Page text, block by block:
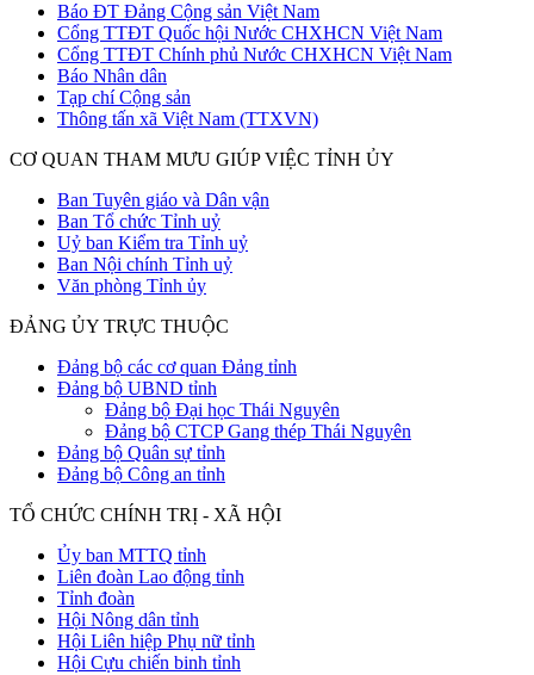
Báo ĐT Đảng Cộng sản Việt Nam
Cổng TTĐT Quốc hội Nước CHXHCN Việt Nam
Cổng TTĐT Chính phủ Nước CHXHCN Việt Nam
Báo Nhân dân
Tạp chí Cộng sản
Thông tấn xã Việt Nam (TTXVN)
CƠ QUAN THAM MƯU GIÚP VIỆC TỈNH ỦY
Ban Tuyên giáo và Dân vận
Ban Tổ chức Tỉnh uỷ
Uỷ ban Kiểm tra Tỉnh uỷ
Ban Nội chính Tỉnh uỷ
Văn phòng Tỉnh ủy
ĐẢNG ỦY TRỰC THUỘC
Đảng bộ các cơ quan Đảng tỉnh
Đảng bộ UBND tỉnh
Đảng bộ Đại học Thái Nguyên
Đảng bộ CTCP Gang thép Thái Nguyên
Đảng bộ Quân sự tỉnh
Đảng bộ Công an tỉnh
TỔ CHỨC CHÍNH TRỊ - XÃ HỘI
Ủy ban MTTQ tỉnh
Liên đoàn Lao động tỉnh
Tỉnh đoàn
Hội Nông dân tỉnh
Hội Liên hiệp Phụ nữ tỉnh
Hội Cựu chiến binh tỉnh